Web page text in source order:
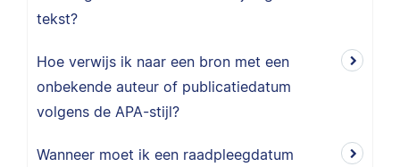
tekst?
Hoe verwijs ik naar een bron met een
onbekende auteur of publicatiedatum
volgens de APA-stijl?
Wanneer moet ik een raadpleegdatum